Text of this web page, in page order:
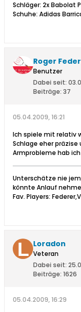
Schläger: 2x Babolat
Schuhe: Adidas
Roger
Benutzer
Dabei seit:
Beiträge: 37
05.04.2009, 16:21
Ich spiele mit relativ
Schlage eher
Armprobleme hab ich
Unterschätze nie
könnte Anlauf
Fav. Players:
Loradon
Veteran
Dabei seit:
Beiträge: 1626
05.04.2009, 16:29